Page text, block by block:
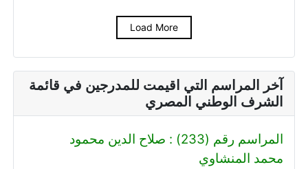
Load More
آخر المراسم التي اقيمت للمدرجين في قائمة
الشرف الوطني المصري
المراسم رقم (233) : صلاح الدين محمود
محمد المنشاوي